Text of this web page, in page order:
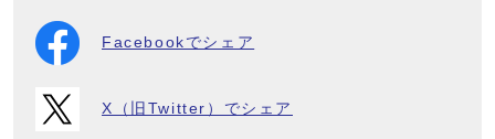
Facebookでシェア
X（旧Twitter）でシェア